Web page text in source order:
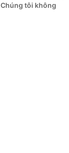
Chúng tôi không